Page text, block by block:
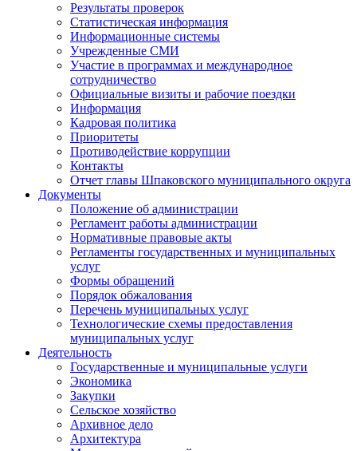
Результаты проверок
Статистическая информация
Информационные системы
Учрежденные СМИ
Участие в программах и международное
сотрудничество
Официальные визиты и рабочие поездки
Информация
Кадровая политика
Приоритеты
Противодействие коррупции
Контакты
Отчет главы Шпаковского муниципального округа
Документы
Положение об администрации
Регламент работы администрации
Нормативные правовые акты
Регламенты государственных и муниципальных
услуг
Формы обращений
Порядок обжалования
Перечень муниципальных услуг
Технологические схемы предоставления
муниципальных услуг
Деятельность
Государственные и муниципальные услуги
Экономика
Закупки
Сельское хозяйство
Архивное дело
Архитектура